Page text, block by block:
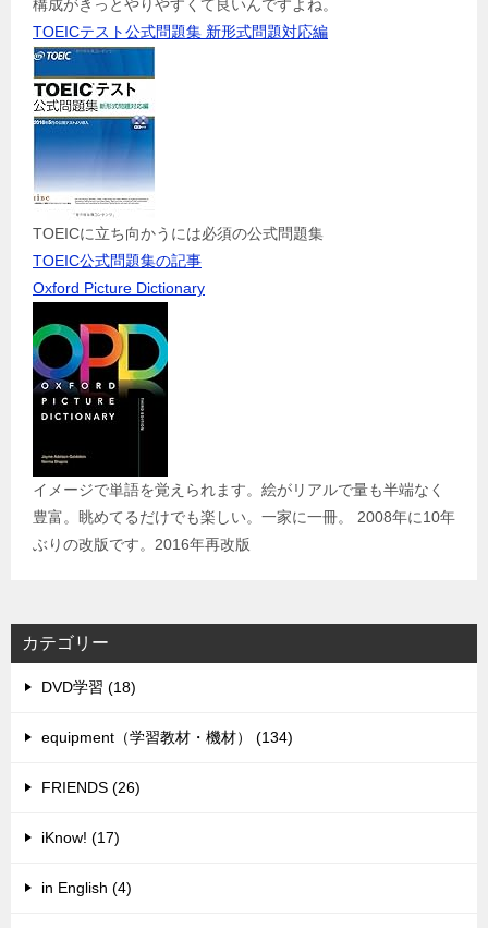
構成がきっとやりやすくて良いんですよね。
TOEICテスト公式問題集 新形式問題対応編
TOEICに立ち向かうには必須の公式問題集
TOEIC公式問題集の記事
Oxford Picture Dictionary
イメージで単語を覚えられます。絵がリアルで量も半端なく
豊富。眺めてるだけでも楽しい。一家に一冊。 2008年に10年
ぶりの改版です。2016年再改版
カテゴリー
DVD学習 (18)
equipment（学習教材・機材） (134)
FRIENDS (26)
iKnow! (17)
in English (4)